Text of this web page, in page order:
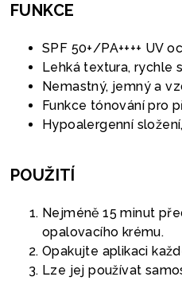
FUNKCE
SPF 50+/PA++++ UV
Lehká textura, rychle
Nemastný, jemný a
Funkce tónování pro
Hypoalergenní
POUŽITÍ
Nejméně 15 minut
opalovacího krému.
Opakujte aplikaci
Lze jej používat